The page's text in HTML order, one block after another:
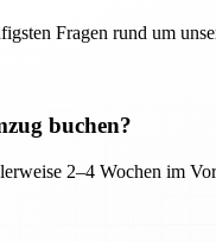
Fragen rund um
buchen?
2–4 Wochen im